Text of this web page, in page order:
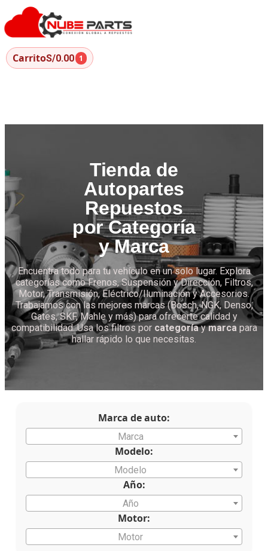
CarritoS/0.00 1
Tienda de
Autopartes
Repuestos
por Categoría
y Marca
Encuentra todo para tu vehículo en un solo lugar. Explora
categorías como Frenos, Suspensión y Dirección, Filtros,
Motor, Transmisión, Eléctrico/Iluminación y Accesorios.
Trabajamos con las mejores marcas (Bosch, NGK, Denso,
Gates, SKF, Mahle y más) para ofrecerte calidad y
compatibilidad. Usa los filtros por categoríaymarcapara
hallar rápido lo que necesitas.
Marca de auto:
Marca
Modelo:
Modelo
Año:
Año
Motor:
Motor